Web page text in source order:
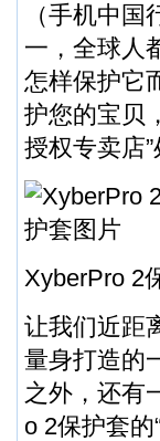
（手机中
一，全球人
怎样保护它
护您的宝贝
授权专卖店”
XyberPro 2
让我们近距
量身打造的
之外，还有
o 2保护套的